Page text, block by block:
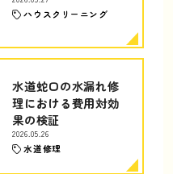
ハウスクリーニング
水道蛇口の水漏れ修
理における費用対効
果の検証
2026.05.26
水道修理